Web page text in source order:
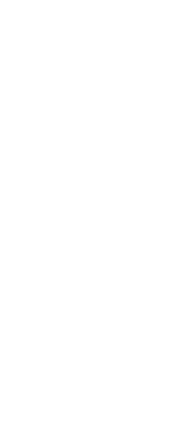
die Frist ab dem Tag, an
bei ihr ankommt.
erst, wenn er
Dies gilt auch, wenn Sie
und alle Daten
eine Unterlagenliste.
Darin finden Sie alle
Antrag
keine digitalen Unterlagen
Antrag gestellt haben,
mit einer E-Mail
für Sie kostenlos.
für das Elterngeld.